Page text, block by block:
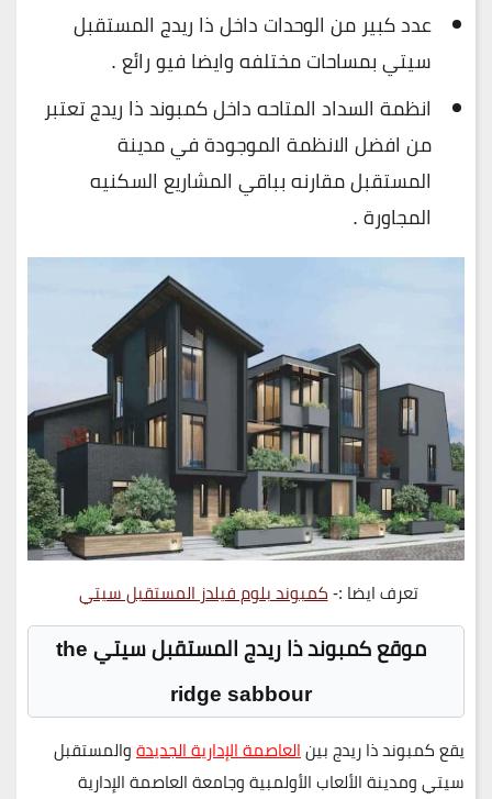
عدد كبير من الوحدات داخل ذا ريدج المستقبل
سيتي بمساحات مختلفه وايضا فيو رائع .
انظمة السداد المتاحه داخل كمبوند ذا ريدج تعتبر
من افضل الانظمة الموجودة في مدينة
المستقبل مقارنه بباقي المشاريع السكنيه
المجاورة .
تعرف ايضا :-كمبوند بلوم فيلدز المستقبل سيتي
موقع كمبوند ذا ريدج المستقبل سيتي the
ridge sabbour
يقع كمبوند ذا ريدج بينالعاصمة الإدارية الجديدةوالمستقبل
سيتي ومدينة الألعاب الأولمبية وجامعة العاصمة الإدارية